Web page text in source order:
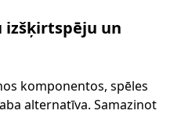
izšķirtspēju un
komponentos, spēles
alternatīva. Samazinot